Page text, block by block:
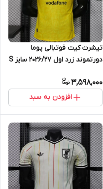
تیشرت کیت فوتبالی پوما
دورتموند زرد اول 2026/27 سایز S
3,598,000
افزودن به سبد